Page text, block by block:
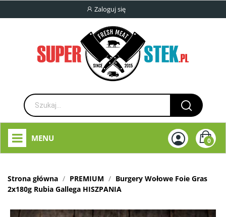
Zaloguj się
0
MENU
Strona główna PREMIUM
Burgery Wołowe Foie Gras
2x180g Rubia Gallega HISZPANIA